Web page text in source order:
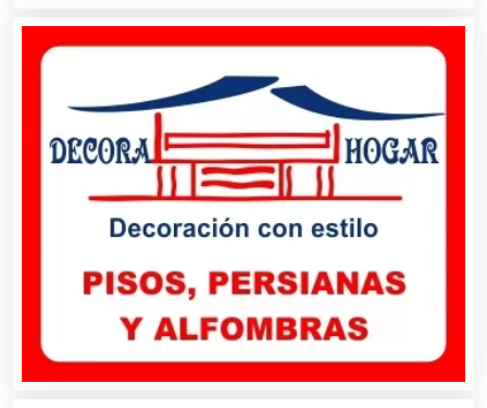
Artículos para el Hogar
Artículos para Regalos
Artículos Personales
Artículos Publicitarios